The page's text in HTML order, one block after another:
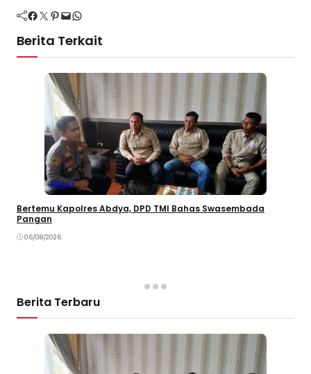
Facebook Twitter Pinterest Mail WhatsApp
Berita Terkait
Abdya
Bertemu Kapolres Abdya, DPD TMI Bahas Swasembada
Pangan
06/08/2026
Berita Terbaru